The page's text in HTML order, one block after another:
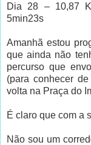
Dia 28 – 10,87
5min23s
Amanhã estou
que ainda não
percurso que
(para conhecer
volta na Praça do
É claro que com a
Não sou um